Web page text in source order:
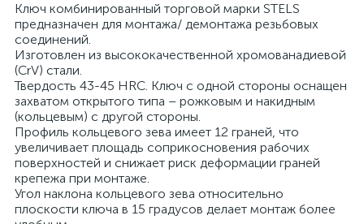
Ключ комбинированный торговой марки STELS
предназначен для монтажа/ демонтажа резьбовых
соединений.
Изготовлен из высококачественной хромованадиевой
(CrV) стали.
Твердость 43-45 HRC. Ключ с одной стороны оснащен
захватом открытого типа – рожковым и накидным
(кольцевым) с другой стороны.
Профиль кольцевого зева имеет 12 граней, что
увеличивает площадь соприкосновения рабочих
поверхностей и снижает риск деформации граней
крепежа при монтаже.
Угол наклона кольцевого зева относительно
плоскости ключа в 15 градусов делает монтаж более